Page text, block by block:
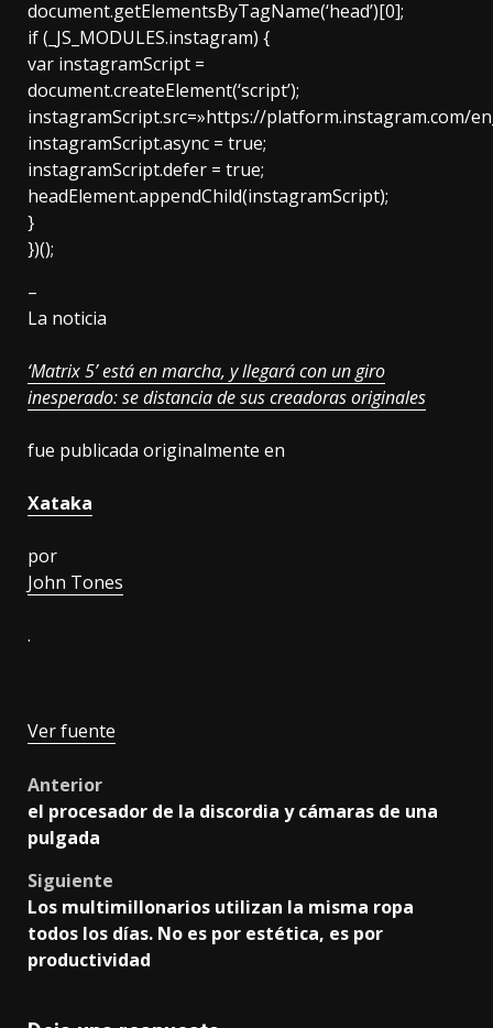
document.getElementsByTagName(‘head’)[0];
if (_JS_MODULES.instagram) {
var instagramScript =
document.createElement(‘script’);
instagramScript.src=»https://platform.instagram.com/
instagramScript.async = true;
instagramScript.defer = true;
headElement.appendChild(instagramScript);
}
})();
–
La noticia
‘Matrix 5’ está en marcha, y llegará con un giro
inesperado: se distancia de sus creadoras originales
fue publicada originalmente en
Xataka
por
John Tones
.
Ver fuente
Post
navigation
Anterior
el procesador de la discordia y cámaras de una
pulgada
Siguiente
Los multimillonarios utilizan la misma ropa
todos los días. No es por estética, es por
productividad